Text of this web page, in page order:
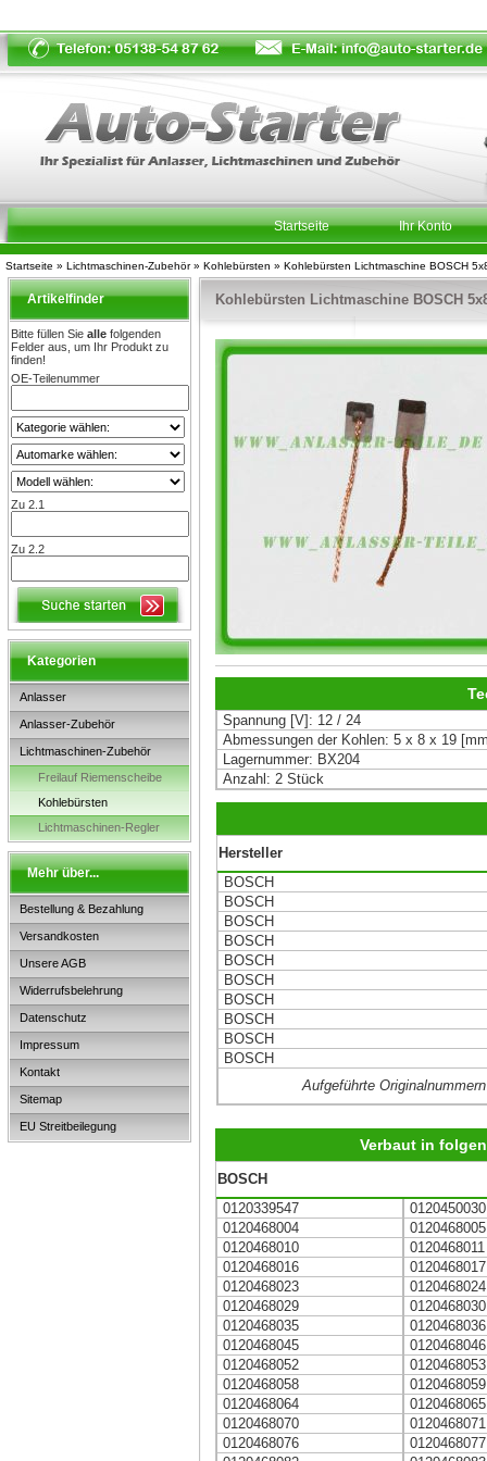
Startseite » Lichtmaschinen-Zubehör» Kohlebürsten » Kohlebürsten Lichtmaschine BOSCH
Startseite Ihr Konto
Artikelfinder
Bitte füllen Sie alle folgenden
Felder aus, um Ihr Produkt zu
finden!
OE-Teilenummer
Zu 2.1
Zu 2.2
Kategorien
Anlasser
Anlasser-Zubehör
Lichtmaschinen-Zubehör
Freilauf Riemenscheibe
Kohlebürsten
Lichtmaschinen-Regler
Mehr über...
Bestellung & Bezahlung
Versandkosten
Unsere AGB
Widerrufsbelehrung
Datenschutz
Impressum
Kontakt
Sitemap
EU Streitbeilegung
Kohlebürsten Lichtmaschine BOSCH
Spannung [V]: 12 / 24
Abmessungen der Kohlen: 5 x 8 x 19
Lagernummer: BX204
Anzahl: 2 Stück
Hersteller
Aufgeführte
BOSCH
BOSCH
BOSCH
BOSCH
BOSCH
BOSCH
BOSCH
BOSCH
BOSCH
BOSCH
Verbaut in
BOSCH
0120339547
0120450030
0120468004
0120468005
0120468010
0120468011
0120468016
0120468017
0120468023
0120468024
0120468029
0120468030
0120468035
0120468036
0120468045
0120468046
0120468052
0120468053
0120468058
0120468059
0120468064
0120468065
0120468070
0120468071
0120468076
0120468077